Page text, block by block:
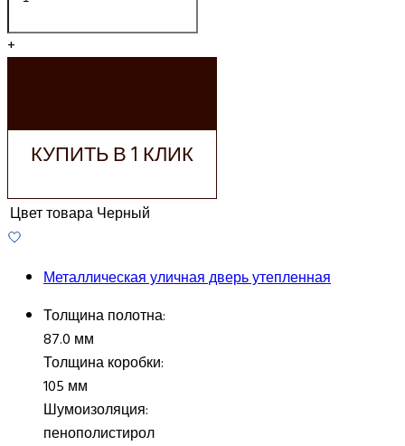
+
КУПИТЬ В 1 КЛИК
Цвет товараЧерный
Металлическая уличная дверь утепленная
Толщина полотна:
87.0 мм
Толщина коробки:
105 мм
Шумоизоляция:
пенополистирол